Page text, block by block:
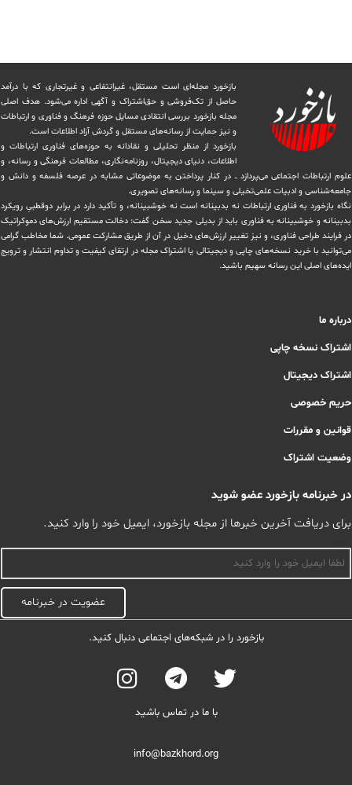
بازخورد مجله‌ای است مستقل، غیرانتفاعی و غیرتجاری که با درآمد
حاصل از تک‌فروشی و حق‌اشتراک و آگهی اداره می‌شود. ‏هدف اصلی
مجله بازخورد بررسی انتقادی مسایل حوزه فرهنگ و فناوری و ارتباطات
و نیز حمایت از رسانه‌های مستقل و‌ گردش ‏آزاد اطلاعات است.
بازخورد از منظر تحلیلی و نقادانه به حوزه‌های فناوری ارتباطات و
اطلاعات، دنیای دیجیتال، روزنامه‌نگاری، ‏مطالعات فرهنگی و رسانه، و
علوم ارتباطات اجتماعی می‌پردازد ــ در کنار پرداختن به موضوعاتی مشابه در عرصه فلسفه و دانش و
‏جامعه‌شناسی و ادبیات علمی‌تخیلی و سینما و رسانه‌های تصویری.
نگاه بازخورد به فناوری ارتباطات نه بدبینانه است نه خوشبینانه، و تأکید دارد ‏در برابر دوقطبیِ رویکرد
بدبینانه و خوشبینانه به فناوری باید از بدیلی جدید سخن گفت: دخالت مستقیم ارزش‌های دموکراتیک
در ‏فرایند طراحی فناوری، و نیز تغییر ارزش‌های دخيل در آن از طریق مشاركت عمومی. شما مخاطب گرامی
می‌توانید با خرید نسخه‌های چاپی و دیجیتالی یا ‏اشتراک مجله در ارتقای کیفیت و تداوم انتشار و ترویج
ایده‌های اصلی این رسانه سهیم باشید.
درباره ما
اشتراک نسخه چاپی
اشتراک دیجیتال
حریم خصوصی
قوانین و مقررات
وضعیت اشتراک
در خبرنامه بازخورد عضو شوید
برای دریافت آخرین خبرها از مجله بازخورد، ایمیل خود را وارد کنید.
عضویت در خبرنامه
بازخورد را در شبکه‌های اجتماعی دنبال کنید.
با ما در تماس باشید
info@bazkhord.org